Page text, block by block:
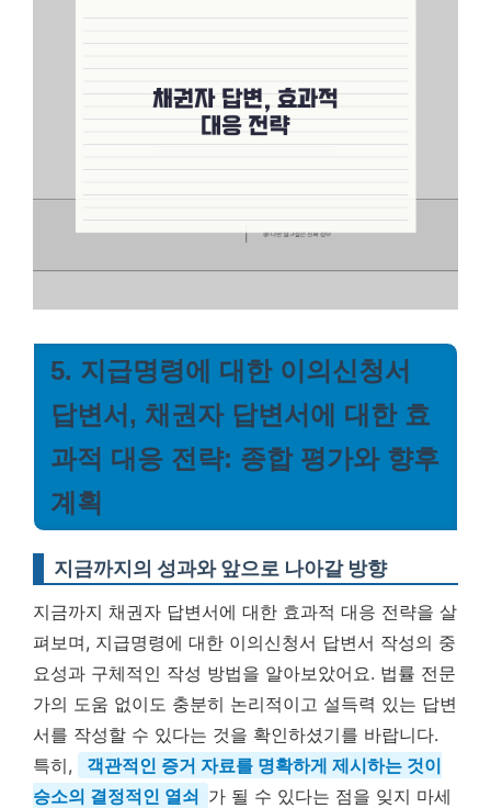
5. 지급명령에 대한 이의신청서
답변서, 채권자 답변서에 대한 효
과적 대응 전략: 종합 평가와 향후
계획
지금까지의 성과와 앞으로 나아갈 방향
지금까지 채권자 답변서에 대한 효과적 대응 전략을 살
펴보며, 지급명령에 대한 이의신청서 답변서 작성의 중
요성과 구체적인 작성 방법을 알아보았어요. 법률 전문
가의 도움 없이도 충분히 논리적이고 설득력 있는 답변
서를 작성할 수 있다는 것을 확인하셨기를 바랍니다.
특히,
객관적인 증거 자료를 명확하게 제시하는 것이
승소의 결정적인 열쇠 가 될 수 있다는 점을 잊지 마세